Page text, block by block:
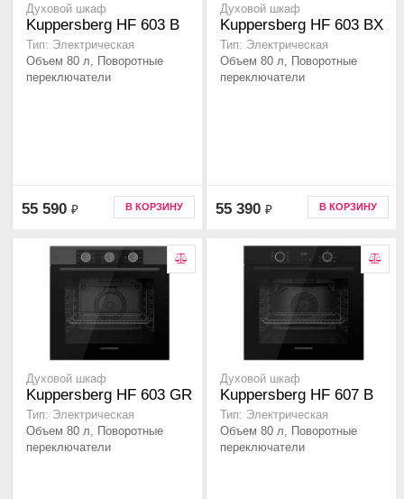
Духовой шкаф
Kuppersberg HF 603 B
Тип: Электрическая
Объем 80 л, Поворотные
переключатели
55 590 ₽ В КОРЗИНУ
Духовой шкаф
Kuppersberg HF 603 BX
Тип: Электрическая
Объем 80 л, Поворотные
переключатели
55 390 ₽ В КОРЗИНУ
Духовой шкаф
Kuppersberg HF 603 GR
Тип: Электрическая
Объем 80 л, Поворотные
переключатели
Духовой шкаф
Kuppersberg HF 607 B
Тип: Электрическая
Объем 80 л, Поворотные
переключатели